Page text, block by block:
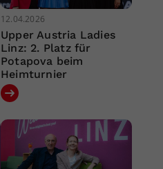
12.04.2026
Upper Austria Ladies
Linz: 2. Platz für
Potapova beim
Heimturnier